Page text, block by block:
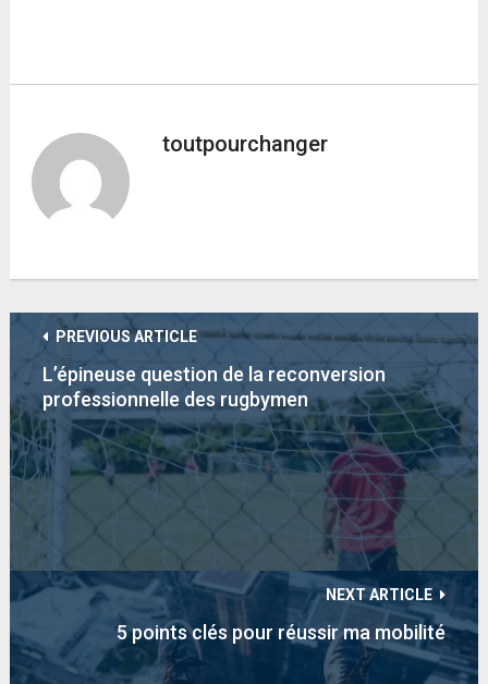
toutpourchanger
PREVIOUS ARTICLE
L’épineuse question de la reconversion
professionnelle des rugbymen
NEXT ARTICLE
5 points clés pour réussir ma mobilité